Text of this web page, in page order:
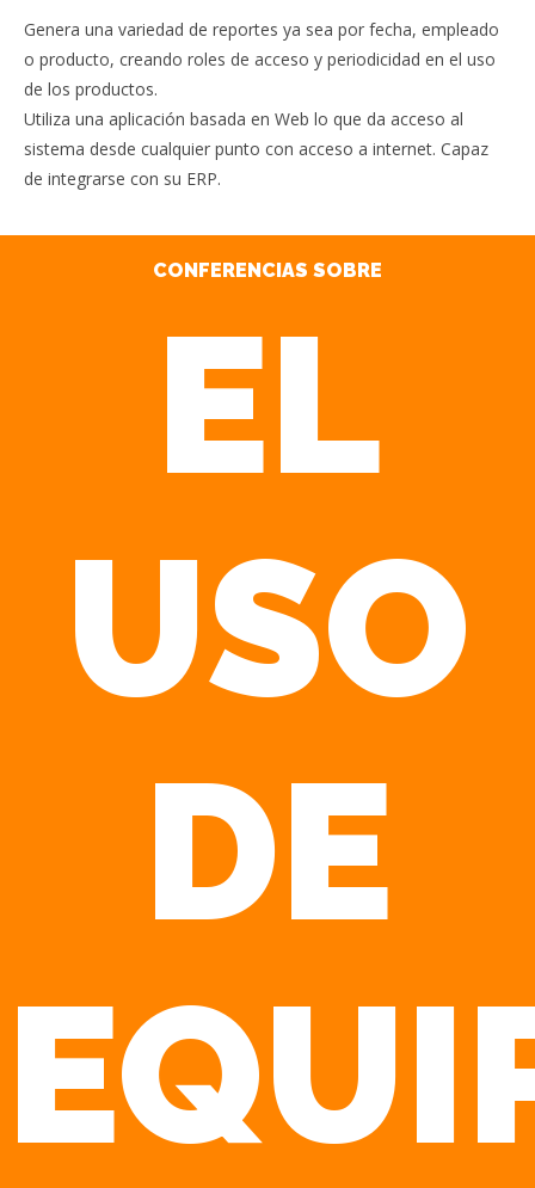
Genera una variedad de reportes ya sea por fecha, empleado
o producto, creando roles de acceso y periodicidad en el uso
de los productos.
Utiliza una aplicación basada en Web lo que da acceso al
sistema desde cualquier punto con acceso a internet. Capaz
de integrarse con su ERP.
CONFERENCIAS SOBRE
EL
USO
DE